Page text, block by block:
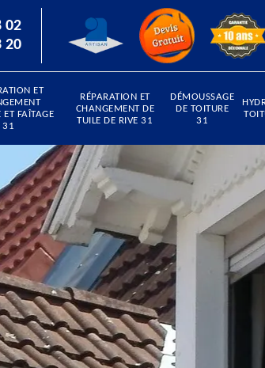
02
20
ET
ET FAÎTAGE
31
RÉPARATION ET
CHANGEMENT DE
TUILE DE RIVE 31
DÉMOUSSAGE
DE TOITURE
31